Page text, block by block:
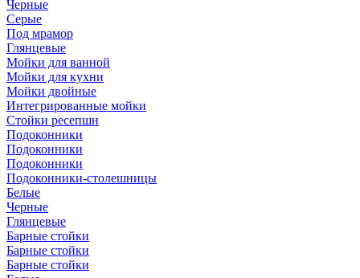
Черные
Серые
Под мрамор
Глянцевые
Мойки для ванной
Мойки для кухни
Мойки двойные
Интегрированные мойки
Стойки ресепшн
Подоконники
Подоконники
Подоконники
Подоконники-столешницы
Белые
Черные
Глянцевые
Барные стойки
Барные стойки
Барные стойки